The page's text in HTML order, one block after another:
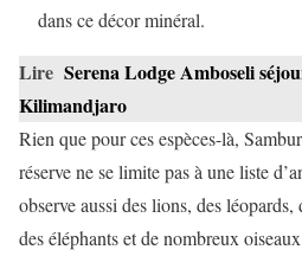
dans ce décor minéral.
Lire Serena Lodge Amboseli
Kilimandjaro
Rien que pour ces espèces-là,
réserve ne se limite pas à une liste
observe aussi des lions, des léopards,
des éléphants et de nombreux